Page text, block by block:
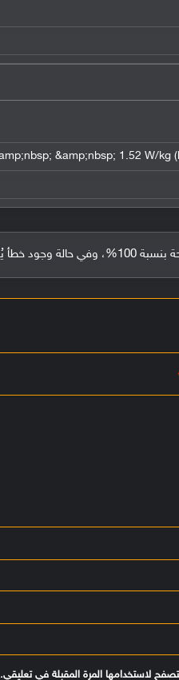
خطأ يُرجى
لاستخدامها المرة المقبلة في تعليقي.